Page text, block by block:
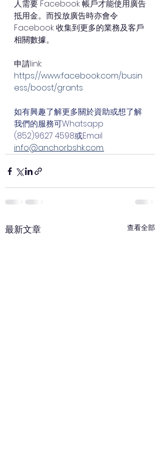
人需要 Facebook 帳戶才能使用廣告
抵用金。而投放廣告時亦會令
Facebook 收集到更多的業務及客戶
相關數據。
申請link:
https://www.facebook.com/busin
ess/boost/grants
如有興趣了解更多關於資助或想了解
我們的服務可Whatsapp
(852)9627 4598或Email
info@anchorbshk.com.
最新文章 查看全部